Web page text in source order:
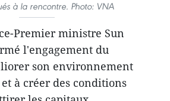
à la rencontre. Photo: VNA
Premier ministre Sun
l'engagement du
son environnement
à créer des conditions